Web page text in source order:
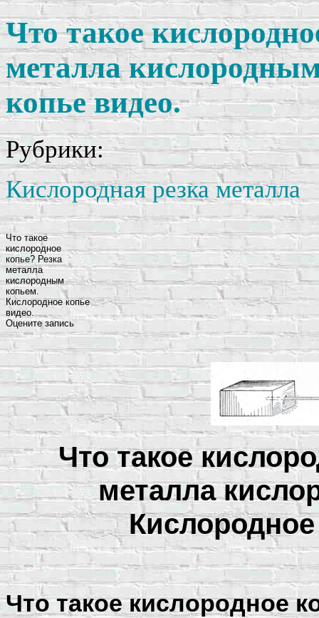
Что такое
металла
копье видео.
Рубрики:
Кислородная резка металла
Что такое
кислородное
копье? Резка
металла
кислородным
копьем.
Кислородное копье
видео.
Оцените запись
Что такое
металла
Что такое кислородное